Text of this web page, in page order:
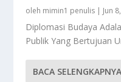
oleh mimin1 penulis Jun
Diplomasi Budaya
Publik Yang Bertujuan
BACA SELENGKAPNYA